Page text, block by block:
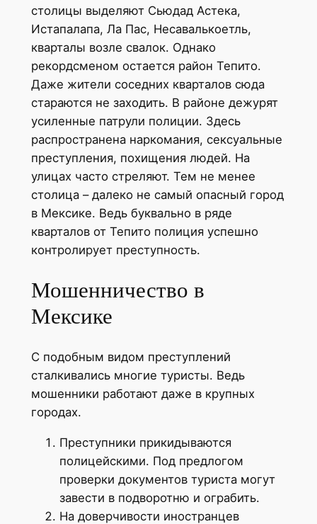
столицы выделяют Сьюдад Астека,
Истапалапа, Ла Пас, Несавалькоетль,
кварталы возле свалок. Однако
рекордсменом остается район Тепито.
Даже жители соседних кварталов сюда
стараются не заходить. В районе дежурят
усиленные патрули полиции. Здесь
распространена наркомания, сексуальные
преступления, похищения людей. На
улицах часто стреляют. Тем не менее
столица – далеко не самый опасный город
в Мексике. Ведь буквально в ряде
кварталов от Тепито полиция успешно
контролирует преступность.
Мошенничество в
Мексике
С подобным видом преступлений
сталкивались многие туристы. Ведь
мошенники работают даже в крупных
городах.
Преступники прикидываются
полицейскими. Под предлогом
проверки документов туриста могут
завести в подворотню и ограбить.
На доверчивости иностранцев